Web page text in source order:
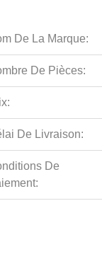
De La Marque:
De Pièces:
De Livraison:
De